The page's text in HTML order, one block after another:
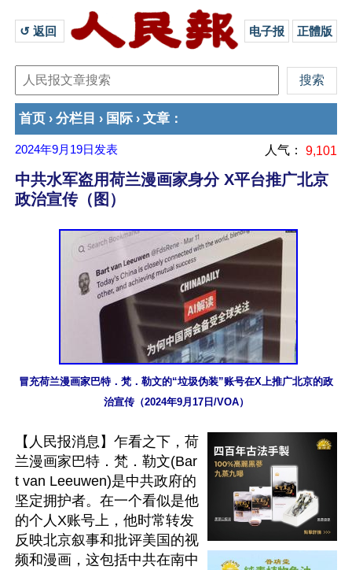
↺ 返回 电子报 正體版
首页 › 分栏目 › 国际 › 文章 ：
2024年9月19日 发表 人气： 9,101
中共水军盗用荷兰漫画家身分 X平台推广北京
政治宣传（图）
冒充荷兰漫画家巴特．梵．勒文的“垃圾伪装”账号在X上推广北京的政
治宣传（2024年9月17日/VOA）
【人民报消息】乍看之下，荷
兰漫画家巴特．梵．勒文(Bar
t van Leeuwen)是中共政府的
坚定拥护者。在一个看似是他
的个人X账号上，他时常转发
反映北京叙事和批评美国的视
频和漫画，这包括中共在南中